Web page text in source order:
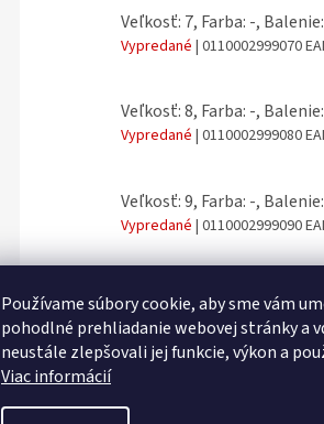
Používame súbory cookie, aby sme vám
pohodlné prehliadanie webovej stránky a
neustále zlepšovali jej funkcie, výkon a
Viac informácií
Veľkosť: 7, Farba: -,
Vypredané | 0110002999070
Veľkosť: 8, Farba: -,
Vypredané | 0110002999080
Veľkosť: 9, Farba: -,
Vypredané | 0110002999090